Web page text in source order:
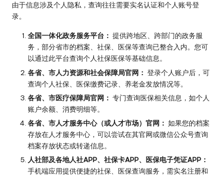
由于信息涉及个人隐私，查询往往需要实名认证和个人账号登
录。
全国一体化政务服务平台： 提供跨地区、跨部门的政务服
务，部分省市的档案、社保、医保等查询已整合入内。您可
以通过此平台查询个人社保医保等基础信息。
各省、市人力资源和社会保障局官网： 登录个人账户后，可
查询个人社保、医保缴费记录、养老金发放情况等。
各省、市医疗保障局官网： 专门查询医保相关信息，如个人
账户余额、消费明细等。
各省、市人才服务中心（或人才市场）官网： 如果您的档案
存放在人才服务中心，可以尝试在其官网或微信公众号查询
档案存放状态或转递信息。
人社部及各地人社APP、社保卡APP、医保电子凭证APP：
手机端应用提供便捷的社保、医保查询服务，需实名注册和